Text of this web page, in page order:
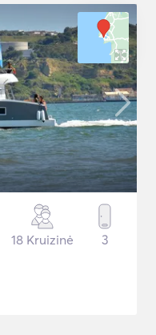
18 Kruizinė 3